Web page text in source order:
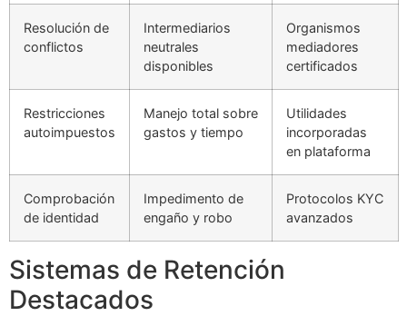
Resolución de
conflictos
Intermediarios
neutrales
disponibles
Organismos
mediadores
certificados
Restricciones
autoimpuestos
Manejo total sobre
gastos y tiempo
Utilidades
incorporadas
en plataforma
Comprobación
de identidad
Impedimento de
engaño y robo
Protocolos KYC
avanzados
Sistemas de Retención
Destacados